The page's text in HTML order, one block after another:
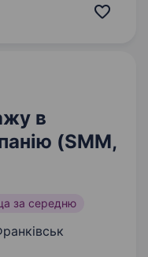
тис. м².Ми
в
(SMM,
за середню